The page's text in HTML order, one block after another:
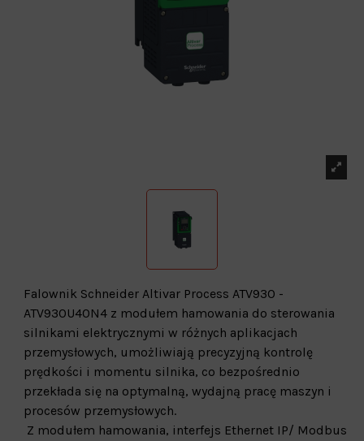
Falownik Schneider Altivar Process ATV930 -
ATV930U40N4 z modułem hamowania do sterowania
silnikami elektrycznymi w różnych aplikacjach
przemysłowych, umożliwiają precyzyjną kontrolę
prędkości i momentu silnika, co bezpośrednio
przekłada się na optymalną, wydajną pracę maszyn i
procesów przemysłowych.
Z modułem hamowania, interfejs Ethernet IP/ Modbus